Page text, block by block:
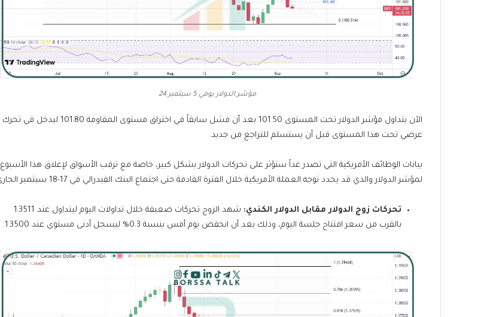
مؤشر الدولار يومي 5 سبتمبر 24
الآن يتداول مؤشر الدولار تحت المستوى 101.50 بعد أن فشل سابقاً في اختراق مستوى المقاومة 101.80 ليدخل في تحرك
عرضي تحت هذا المستوى قبل أن يستسلم للتراجع من جديد.
بيانات الوظائف الأمريكية التي تصدر غداً ستؤثر على تحركات الدولار بشكل كبير، خاصة مع ترقب الأسواق لإغلاق هذا الأسبوع
لمؤشر الدولار والذي قد يحدد توجه العملة الأمريكية خلال الفترة القادمة حتى اجتماع البنك الفيدرالي في 17-18 سبتمبر الجاري.
تحركات زوج الدولار مقابل الدولار الكندي:
شهد الزوج تحركات ضعيفة خلال تداولات اليوم ليتداول عند 1.3511
بالقرب من سعر افتتاح جلسة اليوم، وذلك بعد أن انخفض يوم أمس بنسبة 0.3% ليسجل أدنى مستوى عند 1.3500.